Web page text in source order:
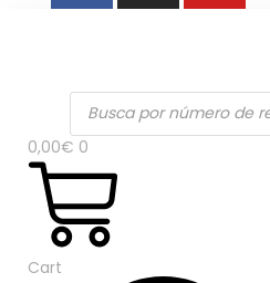
Búsqueda
de
productos
0,00€ 0
Cart